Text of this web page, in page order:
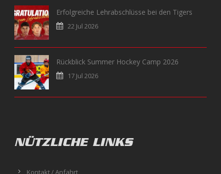
Erfolgreiche Lehrabschlüsse bei den Tigers
22 Jul 2026
Rückblick Summer Hockey Camp 2026
17 Jul 2026
NÜTZLICHE LINKS
Kontakt / Anfahrt